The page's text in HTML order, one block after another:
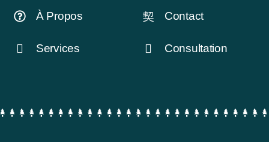
À Propos
Services
Contact
Consultation